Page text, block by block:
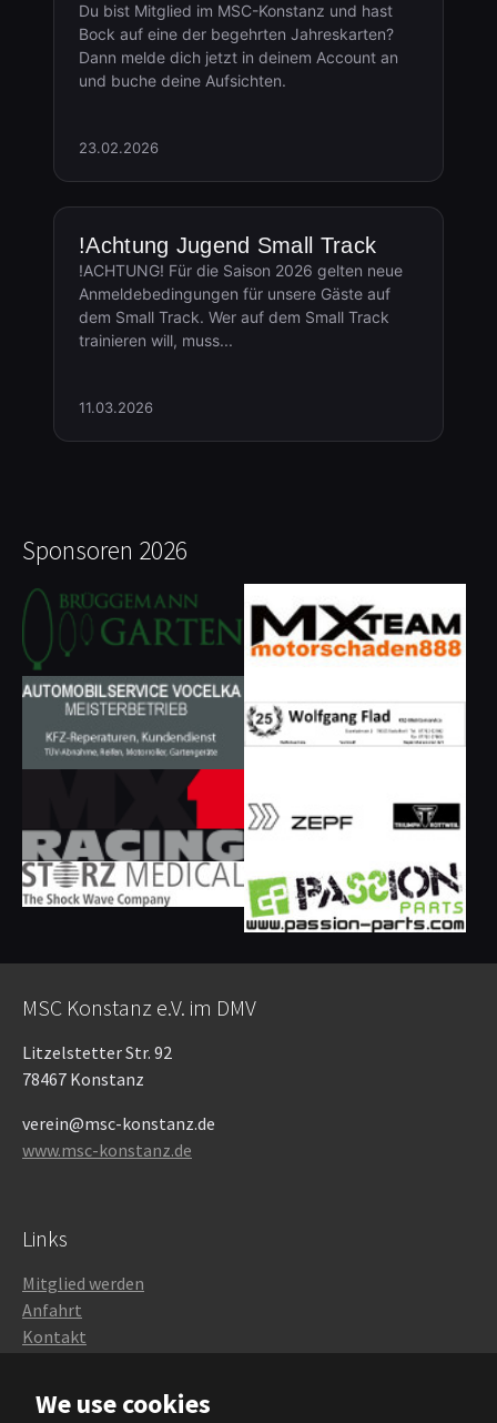
We use cookies
Du bist Mitglied im MSC-Konstanz und hast
Bock auf eine der begehrten Jahreskarten?
Dann melde dich jetzt in deinem Account an
und buche deine Aufsichten.
23.02.2026
!Achtung Jugend Small Track
!ACHTUNG! Für die Saison 2026 gelten neue
Anmeldebedingungen für unsere Gäste auf
dem Small Track. Wer auf dem Small Track
trainieren will, muss...
11.03.2026
Sponsoren 2026
MSC Konstanz e.V. im DMV
Litzelstetter Str. 92
78467 Konstanz
verein@msc-konstanz.de
www.msc-konstanz.de
Links
Mitglied werden
Anfahrt
Kontakt